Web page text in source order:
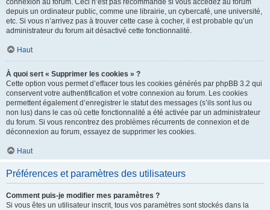
connexion au forum. Ceci n’est pas recommandé si vous accédez au forum
depuis un ordinateur public, comme une librairie, un cybercafé, une université,
etc. Si vous n’arrivez pas à trouver cette case à cocher, il est probable qu’un
administrateur du forum ait désactivé cette fonctionnalité.
Haut
À quoi sert « Supprimer les cookies » ?
Cette option vous permet d’effacer tous les cookies générés par phpBB 3.2 qui
conservent votre authentification et votre connexion au forum. Les cookies
permettent également d’enregistrer le statut des messages (s’ils sont lus ou
non lus) dans le cas où cette fonctionnalité a été activée par un administrateur
du forum. Si vous rencontrez des problèmes récurrents de connexion et de
déconnexion au forum, essayez de supprimer les cookies.
Haut
Préférences et paramètres des utilisateurs
Comment puis-je modifier mes paramètres ?
Si vous êtes un utilisateur inscrit, tous vos paramètres sont stockés dans la